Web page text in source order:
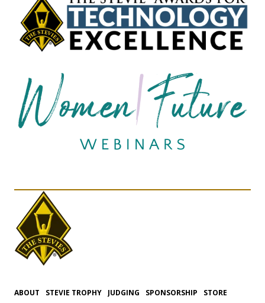
ABOUT STEVIE TROPHY JUDGING SPONSORSHIP STORE